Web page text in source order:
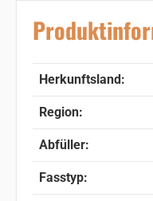
Herkunftsland:
Region:
Abfüller:
Fasstyp: